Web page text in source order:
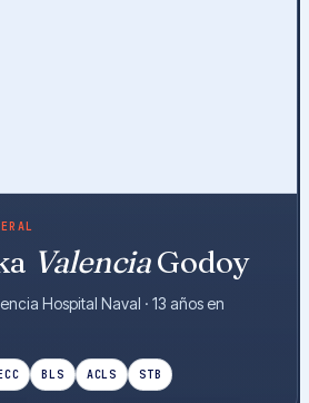
ValenciaGodoy
Hospital Naval · 13 años en
BLS ACLS STB